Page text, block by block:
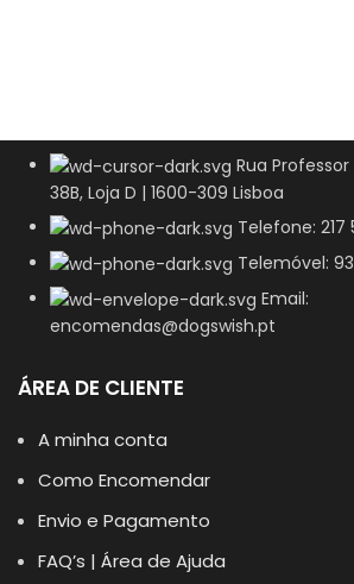
Rua
38B, Loja D | 1600-309 Lisboa
Telefone: 217
Telemóvel:
Email:
encomendas@dogswish.pt
ÁREA DE CLIENTE
A minha conta
Como Encomendar
Envio e Pagamento
FAQ’s | Área de Ajuda